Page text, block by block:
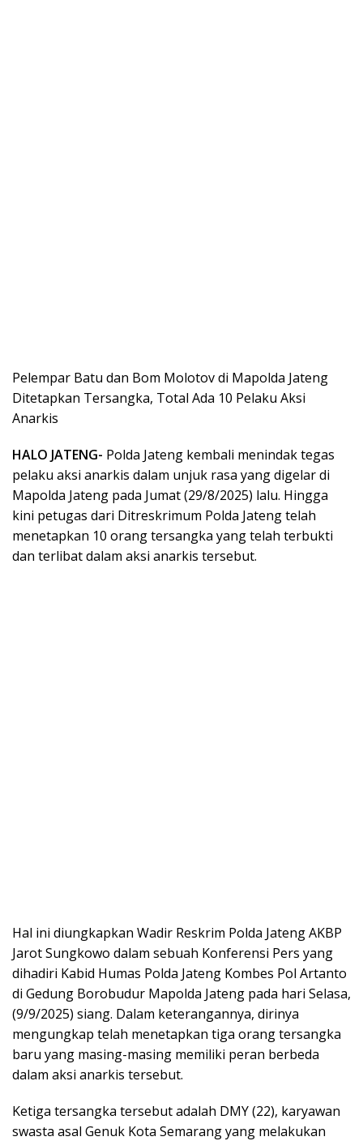
Pelempar Batu dan Bom Molotov di Mapolda Jateng
Ditetapkan Tersangka, Total Ada 10 Pelaku Aksi
Anarkis
HALO JATENG- Polda Jateng kembali menindak tegas
pelaku aksi anarkis dalam unjuk rasa yang digelar di
Mapolda Jateng pada Jumat (29/8/2025) lalu. Hingga
kini petugas dari Ditreskrimum Polda Jateng telah
menetapkan 10 orang tersangka yang telah terbukti
dan terlibat dalam aksi anarkis tersebut.
Hal ini diungkapkan Wadir Reskrim Polda Jateng AKBP
Jarot Sungkowo dalam sebuah Konferensi Pers yang
dihadiri Kabid Humas Polda Jateng Kombes Pol Artanto
di Gedung Borobudur Mapolda Jateng pada hari Selasa,
(9/9/2025) siang. Dalam keterangannya, dirinya
mengungkap telah menetapkan tiga orang tersangka
baru yang masing-masing memiliki peran berbeda
dalam aksi anarkis tersebut.
Ketiga tersangka tersebut adalah DMY (22), karyawan
swasta asal Genuk Kota Semarang yang melakukan